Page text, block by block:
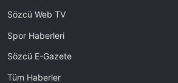
Sözcü Web TV
Spor Haberleri
Sözcü E-Gazete
Tüm Haberler